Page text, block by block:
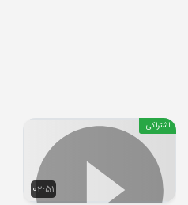
02:51
اشتراکی